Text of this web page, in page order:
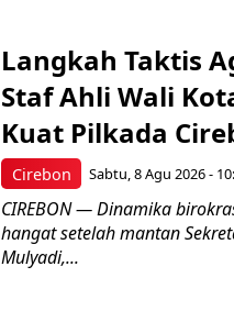
Cirebon
Langkah Taktis
Staf Ahli Wali
Kuat Pilkada
Sabtu, 8 Agu 2026 -
CIREBON — Dinamika
hangat setelah mantan
Mulyadi,...